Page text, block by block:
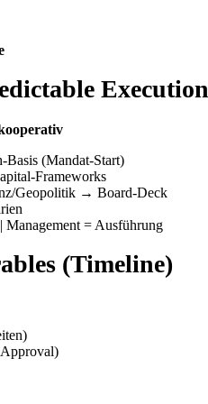
Execution
Basis (Mandat-Start)
Frameworks
Geopolitik → Board-Deck
= Ausführung
(Timeline)